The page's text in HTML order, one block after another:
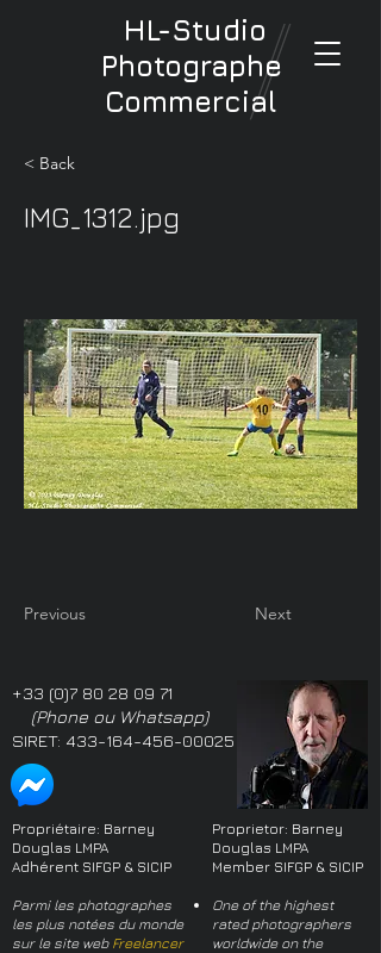
HL-Studio
Photographe
Commercial
< Back
IMG_1312.jpg
Previous Next
+33 (0)7 80 28 09 71
(Phone ou Whatsapp)
SIRET: 433-164-456-00025
Propriétaire: Barney
Douglas LMPA
Adhérent SIFGP & SICIP
Parmi les photographes
les plus notées du monde
sur le site web Freelancer
Proprietor: Barney
Douglas LMPA
Member SIFGP & SICIP
One of the highest
rated photographers
worldwide on the